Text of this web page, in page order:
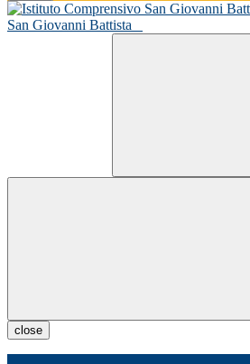
San Giovanni Battista
close